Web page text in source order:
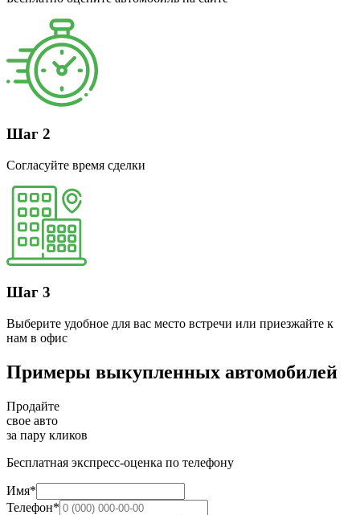
Шаг 2
Согласуйте время сделки
Шаг 3
Выберите удобное для вас место встречи или приезжайте к
нам в офис
Примеры выкупленных автомобилей
Продайте
свое авто
за пару кликов
Бесплатная экспресс-оценка по телефону
Имя*
Телефон*